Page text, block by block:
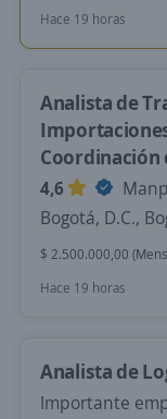
Hace 19 horas
Analista de
Coordinación
4,6
Bogotá, D.C.,
$ 2.500.000,00
Hace 19 horas
Analista de
Importante